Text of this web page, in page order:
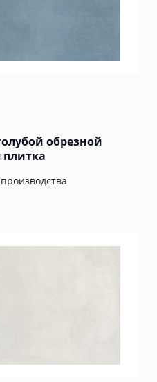
обрезной
плитка